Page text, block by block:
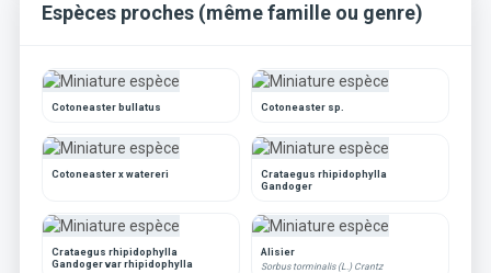
Espèces proches (même famille ou genre)
Cotoneaster bullatus Cotoneaster sp.
Cotoneaster x watereri
Crataegus rhipidophylla
Gandoger
Crataegus rhipidophylla
Gandoger var rhipidophylla
Alisier
Sorbus torminalis (L.) Crantz